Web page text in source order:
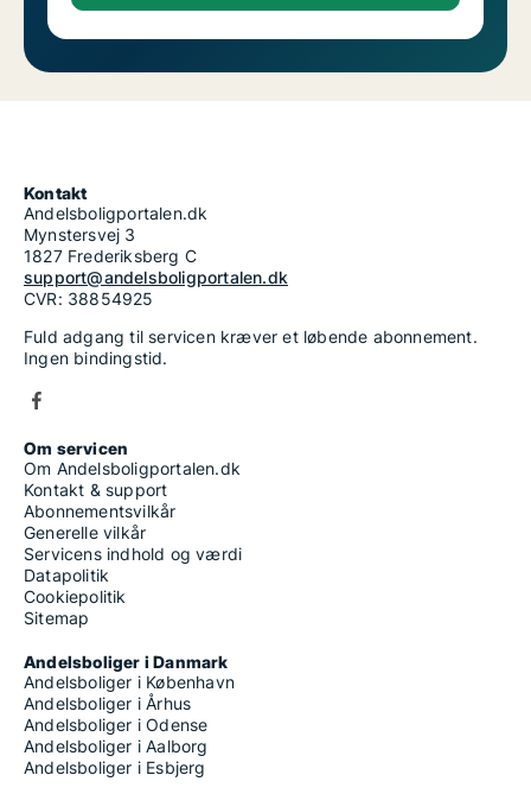
Kontakt
Andelsboligportalen.dk
Mynstersvej 3
1827 Frederiksberg C
support@andelsboligportalen.dk
CVR: 38854925
Fuld adgang til servicen kræver et løbende abonnement.
Ingen bindingstid.
Om servicen
Om Andelsboligportalen.dk
Kontakt & support
Abonnementsvilkår
Generelle vilkår
Servicens indhold og værdi
Datapolitik
Cookiepolitik
Sitemap
Andelsboliger i Danmark
Andelsboliger i København
Andelsboliger i Århus
Andelsboliger i Odense
Andelsboliger i Aalborg
Andelsboliger i Esbjerg